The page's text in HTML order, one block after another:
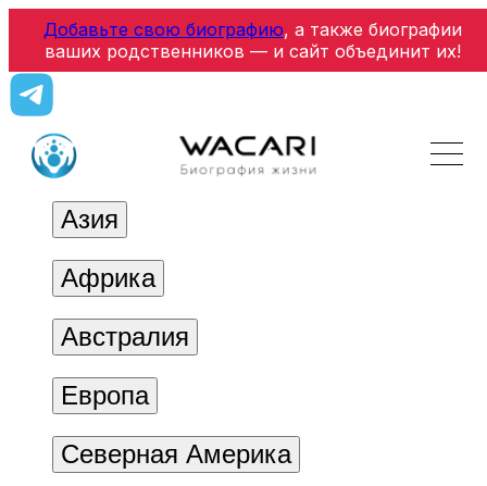
Добавьте свою биографию, а также биографии
ваших родственников — и сайт объединит их!
Азия
Африка
Австралия
Европа
Северная Америка